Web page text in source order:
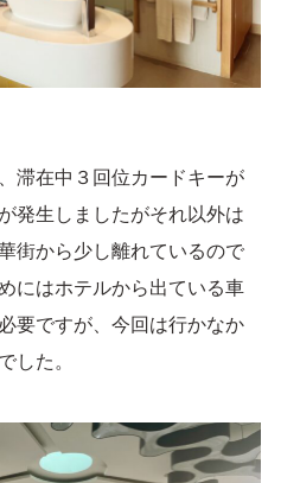
滞在中３回位カードキーが
発生しましたがそれ以外は
街から少し離れているので
にはホテルから出ている車
要ですが、今回は行かなか
した。